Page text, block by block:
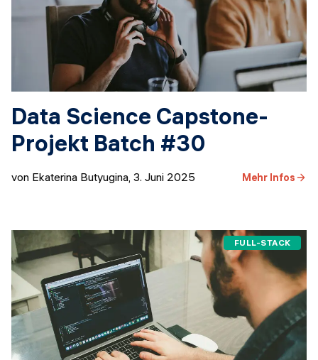
Data Science Capstone-
Projekt Batch #30
von Ekaterina Butyugina 3. Juni 2025 Mehr Infos
FULL-STACK